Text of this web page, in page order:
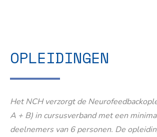
OPLEIDINGEN
Het NCH verzorgt de
A + B) in cursusverband met een
deelnemers van 6 personen. De